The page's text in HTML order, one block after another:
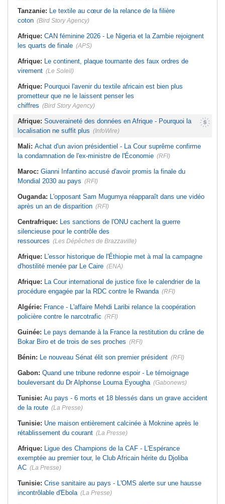
Tanzanie: Le textile au cœur de la relance de la filière
coton (Bird Story Agency)
Afrique: CAN féminine 2026 - Le Nigeria et la Zambie rejoignent
les quarts de finale (APS)
Afrique: Le continent, plaque tournante des faux ordres de
virement (Le Soleil)
Afrique: Pourquoi l'avenir du textile africain est bien plus
prometteur que ne le laissent penser les
chiffres (Bird Story Agency)
Afrique: Souveraineté des données en Afrique - Pourquoi la
localisation ne suffit plus (InfoWire)
Mali: Achat d'un avion présidentiel - La Cour suprême confirme
la condamnation de l'ex-ministre de l'Économie (RFI)
Maroc: Gianni Infantino accusé d'avoir promis la finale du
Mondial 2030 au pays (RFI)
Ouganda: L'opposant Sam Mugumya réapparaît dans une vidéo
après un an de disparition (RFI)
Centrafrique: Les sanctions de l'ONU cachent la guerre
silencieuse pour le contrôle des
ressources (Les Dépêches de Brazzaville)
Afrique: L'essor historique de l'Éthiopie met à mal la campagne
d'hostilité menée par Le Caire (ENA)
Afrique: La Cour international de justice fixe le calendrier de la
procédure engagée par la RDC contre le Rwanda (RFI)
Algérie: France - L'affaire Mehdi Laribi relance la coopération
policière contre le narcotrafic (RFI)
Guinée: Le pays demande à la France la restitution du crâne de
Bokar Biro et de trois de ses proches (RFI)
Bénin: Le nouveau Sénat élit son premier président (RFI)
Gabon: Quand une tribune redonne espoir - Le témoignage
bouleversant du Dr Alphonse Louma Eyougha (Gabonews)
Tunisie: Au pays - 6 morts et 18 blessés dans un grave accident
de la route (La Presse)
Tunisie: Une maison entièrement calcinée à Moknine après le
rétablissement du courant (La Presse)
Afrique: Ligue des Champions de la CAF - L'Espérance
exemptée au premier tour, le Club Africain hérite du Djoliba
AC (La Presse)
Tunisie: Crise sanitaire au pays - L'OMS alerte sur une hausse
incontrôlable d'Ebola (La Presse)